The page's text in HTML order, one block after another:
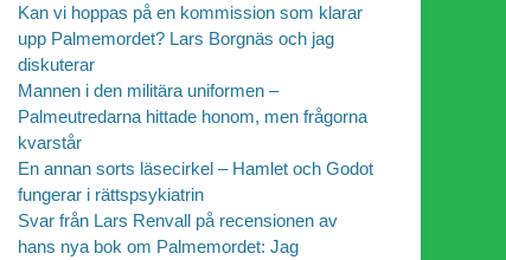
Kan vi hoppas på en kommission som klarar
upp Palmemordet? Lars Borgnäs och jag
diskuterar
Mannen i den militära uniformen –
Palmeutredarna hittade honom, men frågorna
kvarstår
En annan sorts läsecirkel – Hamlet och Godot
fungerar i rättspsykiatrin
Svar från Lars Renvall på recensionen av
hans nya bok om Palmemordet: Jag